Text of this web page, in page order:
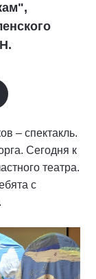
– спектакль.
Сегодня к
театра.
с